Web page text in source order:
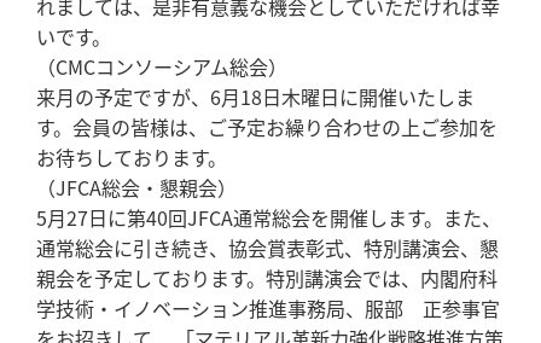
れましては、是非有意義な機会としていただければ幸
いです。
（CMCコンソーシアム総会）
来月の予定ですが、6月18日木曜日に開催いたしま
す。会員の皆様は、ご予定お繰り合わせの上ご参加を
お待ちしております。
（JFCA総会・懇親会）
5月27日に第40回JFCA通常総会を開催します。また、
通常総会に引き続き、協会賞表彰式、特別講演会、懇
親会を予定しております。特別講演会では、内閣府科
学技術・イノベーション推進事務局、服部 正参事官